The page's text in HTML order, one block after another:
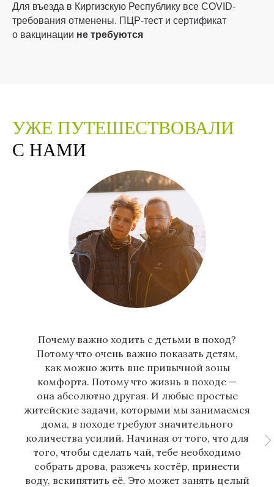
Для въезда в Киргизскую Республику все COVID-
требования отменены. ПЦР-тест и сертификат
о вакцинации не требуются
УЖЕ ПУТЕШЕСТВОВАЛИ
С НАМИ
Почему важно ходить с детьми в поход?
Потому что очень важно показать детям,
как можно жить вне привычной зоны
комфорта. Потому что жизнь в походе —
она абсолютно другая. И любые простые
житейские задачи, которыми мы занимаемся
дома, в походе требуют значительного
количества усилий. Начиная от того, что для
того, чтобы сделать чай, тебе необходимо
собрать дрова, разжечь костёр, принести
воду, вскипятить её. Это может занять целый